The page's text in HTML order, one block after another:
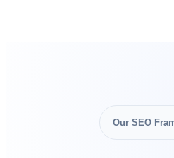
Our SEO